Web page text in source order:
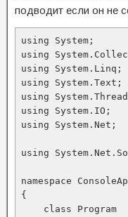
подводит если он не
using System;
using
using System.Linq;
using System.Text;
using
using System.IO;
using System.Net;
using
namespace
{
    class Program